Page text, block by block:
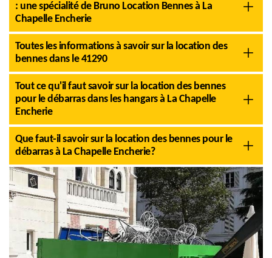
: une spécialité de Bruno Location Bennes à La
Chapelle Encherie
Toutes les informations à savoir sur la location des
bennes dans le 41290
Tout ce qu'il faut savoir sur la location des bennes
pour le débarras dans les hangars à La Chapelle
Encherie
Que faut-il savoir sur la location des bennes pour le
débarras à La Chapelle Encherie?